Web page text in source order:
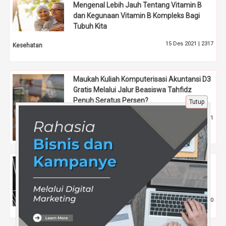
Mengenal Lebih Jauh Tentang Vitamin B
dan Kegunaan Vitamin B Kompleks Bagi
Tubuh Kita
Kesehatan 15 Des 2021 | 2317
Maukah Kuliah Komputerisasi Akuntansi D3
Gratis Melalui Jalur Beasiswa Tahfidz
Penuh Seratus Persen?
Pendidikan 351
Program Sains dan Teknologi Unggulan di
Ekstrakurikuler IPTEK Pesantren Al
Pendidikan 3 Jun 2024 |1400
Tutup